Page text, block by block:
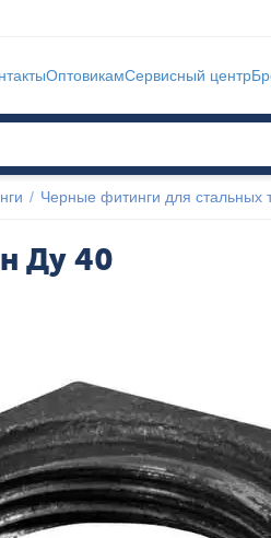
ОптовикамСервисный центр
/ Черные фитинги для стальных
Ду 40